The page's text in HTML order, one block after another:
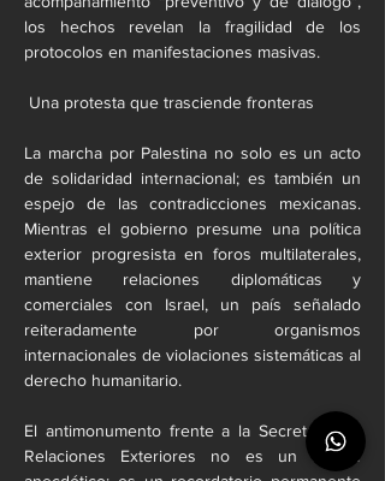
los hechos revelan la fragilidad de los
protocolos en manifestaciones masivas.
Una protesta que trasciende fronteras
La marcha por Palestina no solo es un acto
de solidaridad internacional; es también un
espejo de las contradicciones mexicanas.
Mientras el gobierno presume una política
exterior progresista en foros multilaterales,
mantiene relaciones diplomáticas y
comerciales con Israel, un país señalado
reiteradamente por organismos
internacionales de violaciones sistemáticas al
derecho humanitario.
El antimonumento frente a la Secretaría de
Relaciones Exteriores no es un detalle